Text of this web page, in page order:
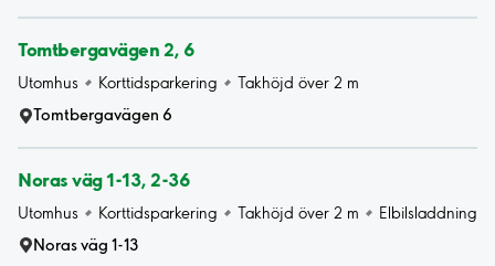
Tomtbergavägen 2, 6
Utomhus Korttidsparkering
Takhöjd över 2 m
Tomtbergavägen 6
Noras väg 1-13, 2-36
Utomhus Korttidsparkering Takhöjd över 2 m
Elbilsladdning
Noras väg 1-13